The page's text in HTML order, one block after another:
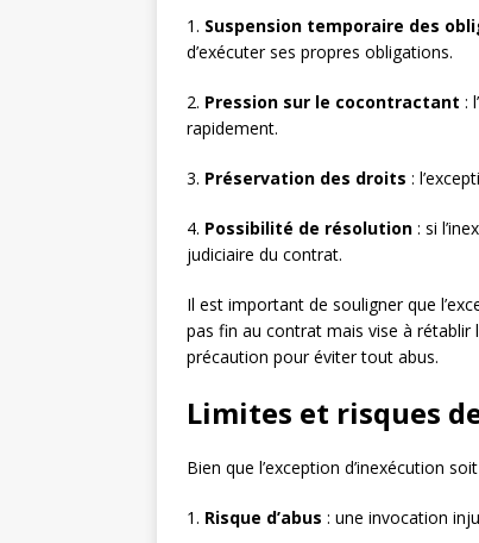
1. Suspension temporaire des
d’exécuter ses propres obligations.
2. Pression sur le cocontractant :
rapidement.
3. Préservation des droits :
4. Possibilité de résolution : si
judiciaire du contrat.
Il est important de souligner que
pas fin au contrat mais vise à rétablir
précaution pour éviter tout abus.
Limites et risques
Bien que l’exception d’inexécution
1. Risque d’abus : une invocation